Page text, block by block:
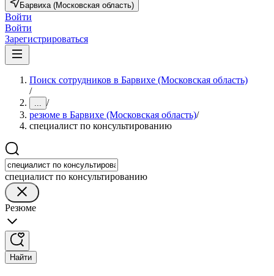
Барвиха (Московская область)
Войти
Войти
Зарегистрироваться
Поиск сотрудников в Барвихе (Московская область)
/
... /
резюме в Барвихе (Московская область)/
специалист по консультированию
специалист по консультированию
Резюме
Найти